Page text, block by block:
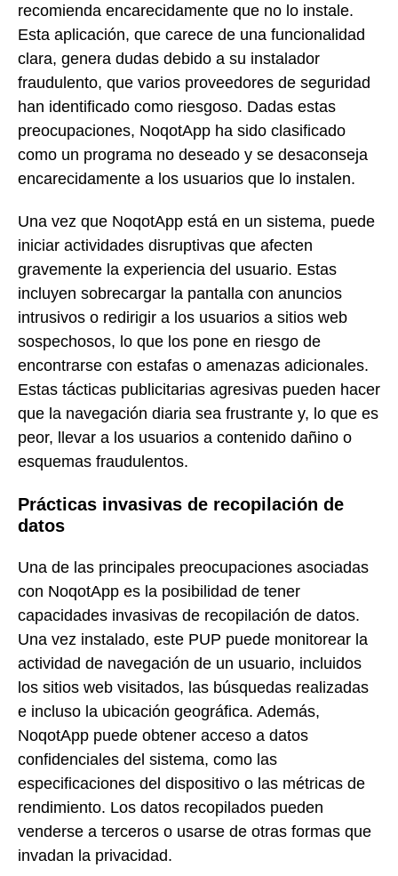
recomienda encarecidamente que no lo instale.
Esta aplicación, que carece de una funcionalidad
clara, genera dudas debido a su instalador
fraudulento, que varios proveedores de seguridad
han identificado como riesgoso. Dadas estas
preocupaciones, NoqotApp ha sido clasificado
como un programa no deseado y se desaconseja
encarecidamente a los usuarios que lo instalen.
Una vez que NoqotApp está en un sistema, puede
iniciar actividades disruptivas que afecten
gravemente la experiencia del usuario. Estas
incluyen sobrecargar la pantalla con anuncios
intrusivos o redirigir a los usuarios a sitios web
sospechosos, lo que los pone en riesgo de
encontrarse con estafas o amenazas adicionales.
Estas tácticas publicitarias agresivas pueden hacer
que la navegación diaria sea frustrante y, lo que es
peor, llevar a los usuarios a contenido dañino o
esquemas fraudulentos.
Prácticas invasivas de recopilación de
datos
Una de las principales preocupaciones asociadas
con NoqotApp es la posibilidad de tener
capacidades invasivas de recopilación de datos.
Una vez instalado, este PUP puede monitorear la
actividad de navegación de un usuario, incluidos
los sitios web visitados, las búsquedas realizadas
e incluso la ubicación geográfica. Además,
NoqotApp puede obtener acceso a datos
confidenciales del sistema, como las
especificaciones del dispositivo o las métricas de
rendimiento. Los datos recopilados pueden
venderse a terceros o usarse de otras formas que
invadan la privacidad.